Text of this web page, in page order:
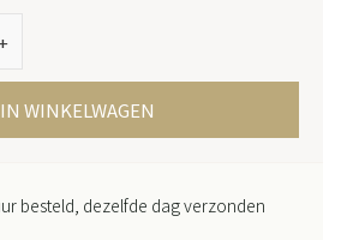
IN WINKELWAGEN
besteld, dezelfde dag verzonden